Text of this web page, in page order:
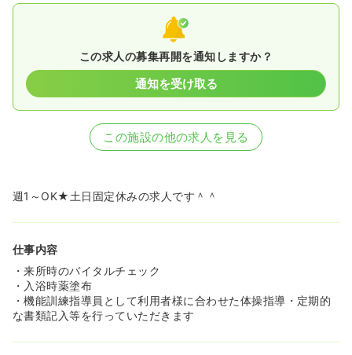
この求人の募集再開を通知しますか？
通知を受け取る
この施設の他の求人を見る
週1～OK★土日固定休みの求人です＾＾
仕事内容
・来所時のバイタルチェック
・入浴時薬塗布
・機能訓練指導員として利用者様に合わせた体操指導・定期的
な書類記入等を行っていただきます